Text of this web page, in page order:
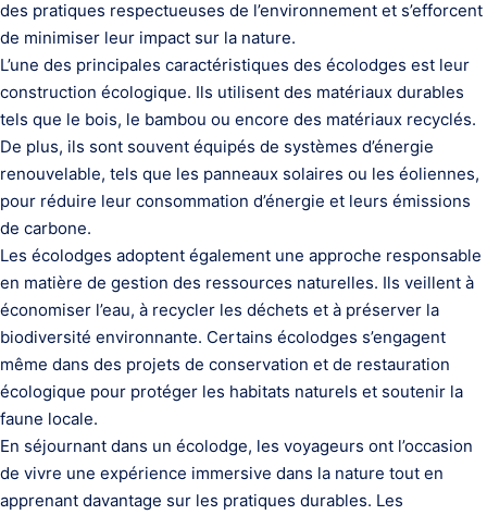
des pratiques respectueuses de l’environnement et s’efforcent
de minimiser leur impact sur la nature.
L’une des principales caractéristiques des écolodges est leur
construction écologique. Ils utilisent des matériaux durables
tels que le bois, le bambou ou encore des matériaux recyclés.
De plus, ils sont souvent équipés de systèmes d’énergie
renouvelable, tels que les panneaux solaires ou les éoliennes,
pour réduire leur consommation d’énergie et leurs émissions
de carbone.
Les écolodges adoptent également une approche responsable
en matière de gestion des ressources naturelles. Ils veillent à
économiser l’eau, à recycler les déchets et à préserver la
biodiversité environnante. Certains écolodges s’engagent
même dans des projets de conservation et de restauration
écologique pour protéger les habitats naturels et soutenir la
faune locale.
En séjournant dans un écolodge, les voyageurs ont l’occasion
de vivre une expérience immersive dans la nature tout en
apprenant davantage sur les pratiques durables. Les